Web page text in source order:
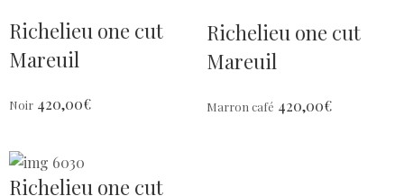
Richelieu one cut
Mareuil
Noir 420,00€
Richelieu one cut
Mareuil
Marron café 420,00€
Richelieu one cut